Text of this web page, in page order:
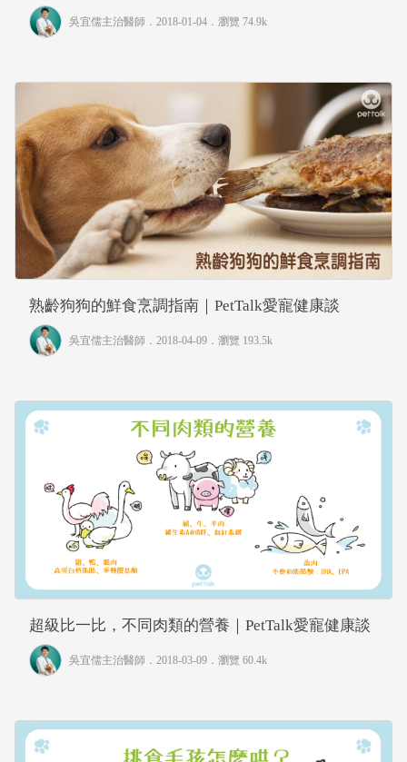
吳宜儒主治醫師 ．2018-01-04． 瀏覽 74.9k
熟齡狗狗的鮮食烹調指南｜PetTalk愛寵健康談
吳宜儒主治醫師 ．2018-04-09． 瀏覽 193.5k
超級比一比，不同肉類的營養｜PetTalk愛寵健康談
吳宜儒主治醫師 ．2018-03-09． 瀏覽 60.4k